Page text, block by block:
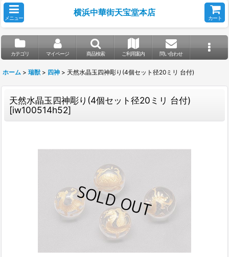
メニュー
横浜中華街天宝堂本店
カート
カテゴリ マイページ 商品検索 ご利用案内 問い合わせ
ホーム > 瑞獣 > 四神 > 天然水晶玉四神彫り(4個セット径20ミリ 台付)
天然水晶玉四神彫り(4個セット径20ミリ 台付)
[iw100514h52]